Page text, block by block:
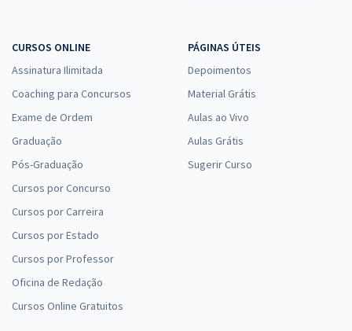
CURSOS ONLINE
Assinatura Ilimitada
Coaching para Concursos
Exame de Ordem
Graduação
Pós-Graduação
Cursos por Concurso
Cursos por Carreira
Cursos por Estado
Cursos por Professor
Oficina de Redação
Cursos Online Gratuitos
PÁGINAS ÚTEIS
Depoimentos
Material Grátis
Aulas ao Vivo
Aulas Grátis
Sugerir Curso